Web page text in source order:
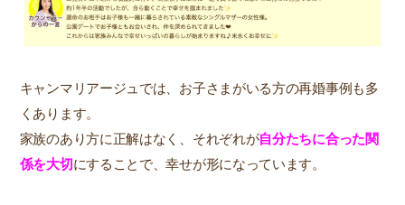
キャンマリアージュでは、お子さまがいる方の再婚事例も多
くあります。
家族のあり方に正解はなく、それぞれが自分たちに合った関
係を大切にすることで、幸せが形になっています。